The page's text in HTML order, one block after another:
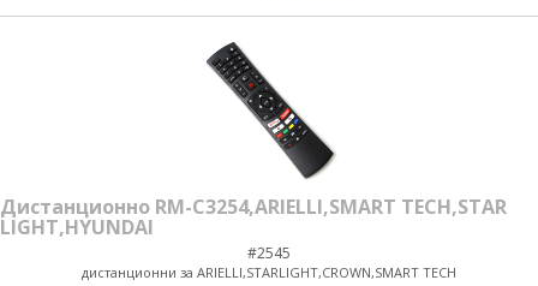
Дистанционно RM-C3254,ARIELLI,SMART TECH,STAR
LIGHT,HYUNDAI
#2545
дистанционни за ARIELLI,STARLIGHT,CROWN,SMART TECH